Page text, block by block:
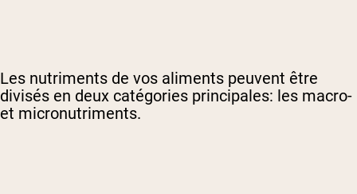
Les nutriments de vos aliments peuvent être
divisés en deux catégories principales: les macro-
et micronutriments.